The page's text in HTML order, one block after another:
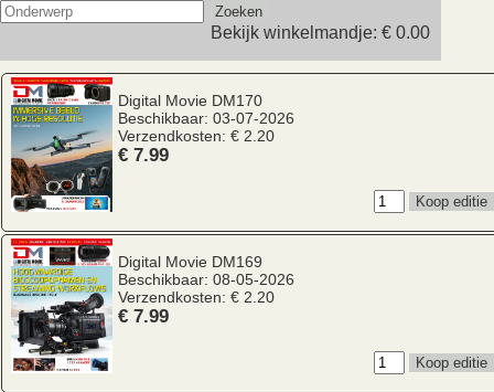
Bekijk winkelmandje: € 0.00
Digital Movie DM170
Beschikbaar: 03-07-2026
Verzendkosten: € 2.20
€ 7.99
Digital Movie DM169
Beschikbaar: 08-05-2026
Verzendkosten: € 2.20
€ 7.99